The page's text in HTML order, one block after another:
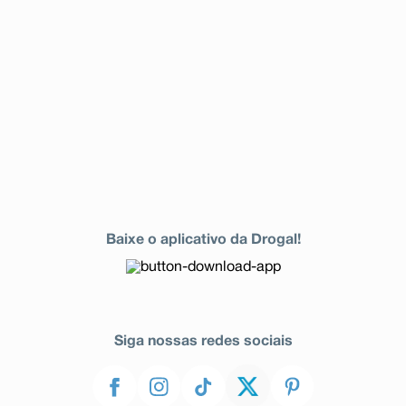
somente durante os estudos clínicos de olanzapina:
psicose associada à demência:
Reações comuns (ocorrem entre 1% e 10% dos
pacientes que utilizam este medicamento):
Eventos adversos observados em pacientes com
psicose induzida por alguns tipos de medicamentos e
Baixe o aplicativo da Drogal!
Siga nossas redes sociais